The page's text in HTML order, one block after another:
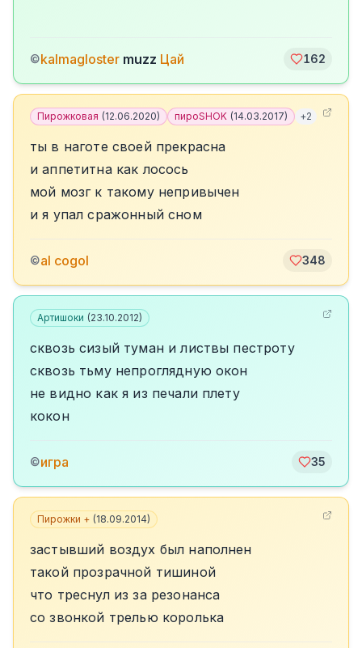
©kalmagloster muzz Цай 162
Пирожковая (12.06.2020) пироSHOK (14.03.2017) +2
ты в наготе своей прекрасна
и аппетитна как лосось
мой мозг к такому непривычен
и я упал сражонный сном
©al cogol 348
Артишоки (23.10.2012)
сквозь сизый туман и листвы пестроту
сквозь тьму непроглядную окон
не видно как я из печали плету
кокон
©игра 35
Пирожки + (18.09.2014)
застывший воздух был наполнен
такой прозрачной тишиной
что треснул из за резонанса
со звонкой трелью королька